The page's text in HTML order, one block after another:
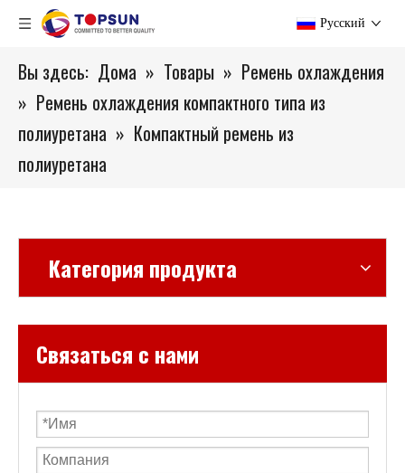
Pусский
Вы здесь: Дома » Товары » Ремень охлаждения
» Ремень охлаждения компактного типа из
полиуретана » Компактный ремень из
полиуретана
Категория продукта
Связаться с нами